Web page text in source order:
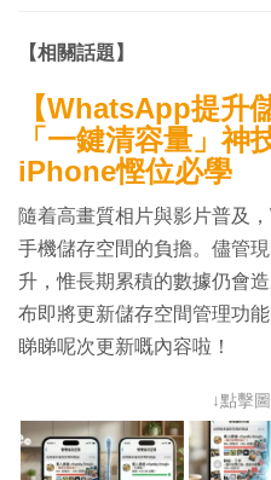
【相關話題】
【WhatsApp提升
「一鍵清容量」神
iPhone慳位必學
隨着高畫質相片與影片普及
手機儲存空間的負擔。儘管
升，惟長期累積的數據仍會
布即將更新儲存空間管理功
睇睇呢次更新嘅內容啦！
↓點擊